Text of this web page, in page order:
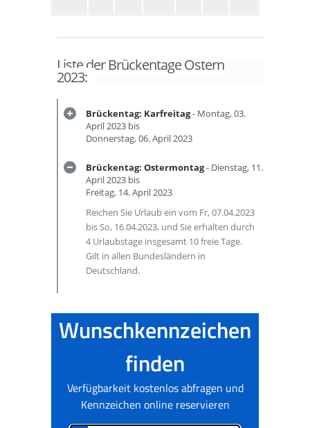
Liste der Brückentage Ostern
2023:
Brückentag: Karfreitag- Montag, 03.
April 2023 bis
Donnerstag, 06. April 2023
Brückentag: Ostermontag- Dienstag, 11.
April 2023 bis
Freitag, 14. April 2023
Reichen Sie Urlaub ein vom Fr, 07.04.2023
bis So, 16.04.2023, und Sie erhalten durch
4 Urlaubstage insgesamt 10 freie Tage.
Gilt in allen Bundesländern in
Deutschland.